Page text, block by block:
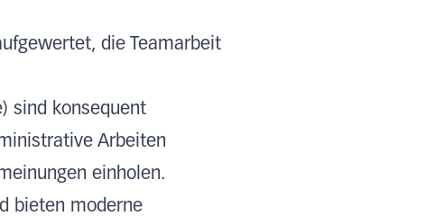
die Teamarbeit
sind konsequent
Arbeiten
einholen.
bieten moderne